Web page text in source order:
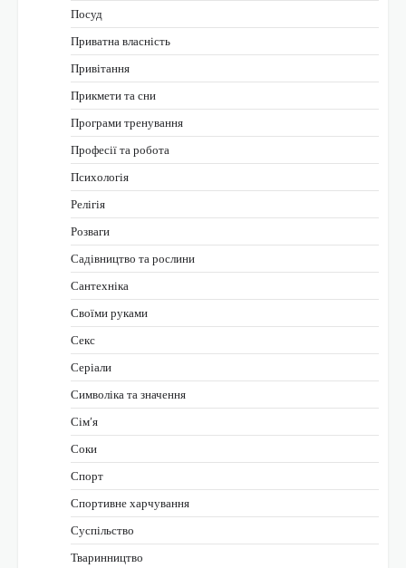
Посуд
Приватна власність
Привітання
Прикмети та сни
Програми тренування
Професії та робота
Психологія
Релігія
Розваги
Садівництво та рослини
Сантехніка
Своїми руками
Секс
Серіали
Символіка та значення
Сім’я
Соки
Спорт
Спортивне харчування
Суспільство
Тваринництво